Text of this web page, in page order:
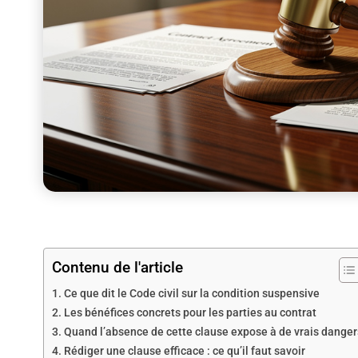
Contenu de l'article
Ce que dit le Code civil sur la condition suspensive
Les bénéfices concrets pour les parties au contrat
Quand l’absence de cette clause expose à de vrais
Rédiger une clause efficace : ce qu’il faut savoir